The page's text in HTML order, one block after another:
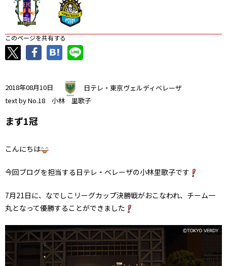
このページを共有する
2018年08月10日
日テレ・東京ヴェルディベレーザ
text by No.18 小林 里歌子
まず1冠
こんにちは
今回ブログを担当する日テレ・ベレーザの小林里歌子です
7月21日に、なでしこリーグカップ決勝戦がおこなわれ、チーム一
丸となって優勝することができました